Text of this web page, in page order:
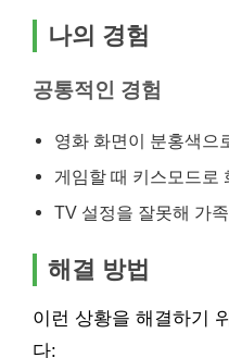
나의 경험
공통적인 경험
영화 화면이 분홍색으
게임할 때 키스모드로
TV 설정을 잘못해 가
해결 방법
이런 상황을 해결하기
다: